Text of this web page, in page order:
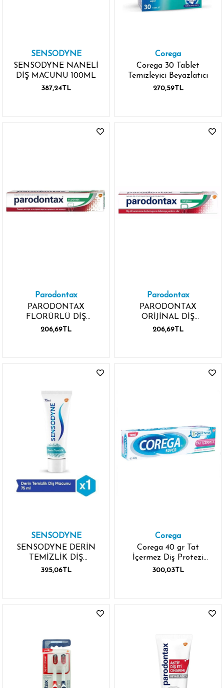
SENSODYNE
SENSODYNE NANELİ
DİŞ MACUNU 100ML
387,24TL
Corega
Corega 30 Tablet
Temizleyici Beyazlatıcı
270,59TL
Parodontax
PARODONTAX
FLORÜRLÜ DİŞ
MACUNU 75ML
206,69TL
Parodontax
PARODONTAX
ORİJİNAL DİŞ
MACUNU 75ML
206,69TL
SENSODYNE
SENSODYNE DERİN
TEMİZLİK DİŞ
MACUNU 75ML
325,06TL
Corega
Corega 40 gr Tat
İçermez Diş Protezi
Yapıştırıcı Krem
300,03TL